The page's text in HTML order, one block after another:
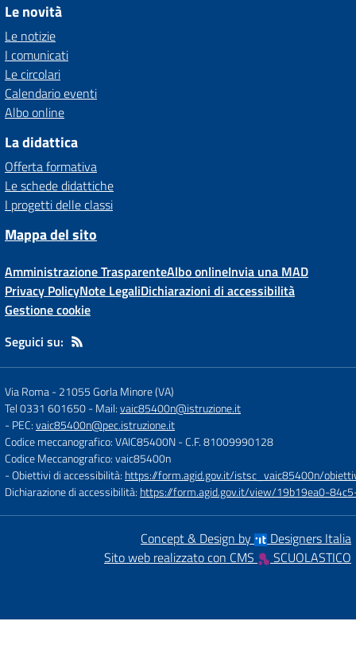
Le novità
Le notizie
I comunicati
Le circolari
Calendario eventi
Albo online
La didattica
Offerta formativa
Le schede didattiche
I progetti delle classi
Mappa del sito
Amministrazione TrasparenteAlbo onlineInvia una MAD
Privacy PolicyNote LegaliDichiarazioni di accessibilità
Gestione cookie
Seguici su:
Via Roma-21055 Gorla Minore (VA)
Tel 0331 601650- Mail:vaic85400n@istruzione.it
- PEC:vaic85400n@pec.istruzione.it
Codice meccanografico: VAIC85400N- C.F. 81009990128
Codice Meccanografico: vaic85400n
- Obiettivi di accessibilità: https://form.agid.gov.it/istsc_vaic85400n/
Dichiarazione di accessibilità: https://form.agid.gov.it/view/19b19ea0-
Concept & Design by
Designers Italia
Sito web realizzato con CMS
SCUOLASTICO